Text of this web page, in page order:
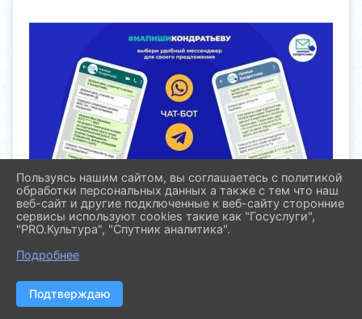
Ведущие СМИ Кубани создали специальную
платформу#НапишиКондратьеву.
Любой житель Краснодарского края может
написать губернатору Вениамину Кондратьеву
В проекте участвуют ведущие СМИ края: «Кубань
Пользуясь нашим сайтом, вы соглашаетесь с политикой
обработки персональных данных а также с тем что наш
веб-сайт и другие подключенные к веб-сайту сторонние
сервисы используют cookies такие как "Госуслуги",
"PRO.Культура", "Спутник аналитика".
Подробнее
Подтверждаю